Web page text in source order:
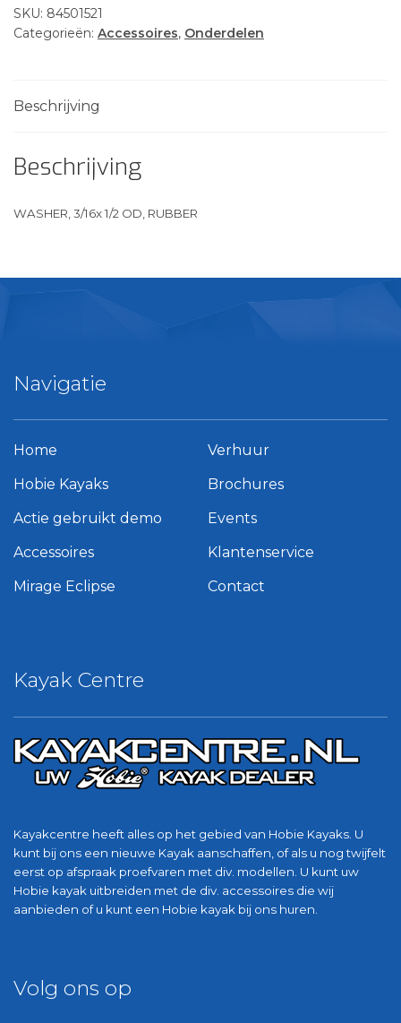
RUBBER
aantal
SKU: 84501521
Categorieën: Accessoires, Onderdelen
Beschrijving
Beschrijving
WASHER, 3/16x 1/2 OD, RUBBER
Kayak Centre
Kayakcentre heeft alles op het gebied van Hobie Kayaks. U
kunt bij ons een nieuwe Kayak aanschaffen, of als u nog twijfelt
eerst op afspraak proefvaren met div. modellen. U kunt uw
Hobie kayak uitbreiden met de div. accessoires die wij
aanbieden of u kunt een Hobie kayak bij ons huren.
Navigatie
Home
Hobie Kayaks
Actie gebruikt demo
Accessoires
Mirage Eclipse
Verhuur
Brochures
Events
Klantenservice
Contact
Volg ons op